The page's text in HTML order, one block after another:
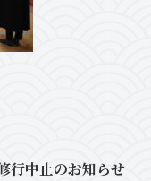
行中止のお知らせ